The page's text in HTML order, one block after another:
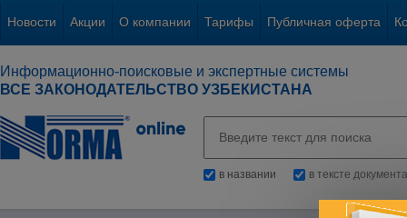
Новости Акции О компании Тарифы Публичная оферта
Информационно-поисковые и экспертные системы
ВСЕ ЗАКОНОДАТЕЛЬСТВО УЗБЕКИСТАНА
в названии в тексте документа